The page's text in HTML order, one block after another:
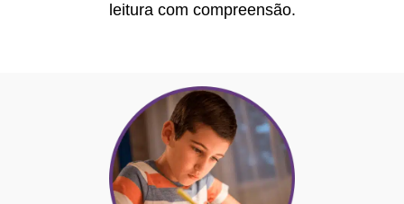
leitura com compreensão.